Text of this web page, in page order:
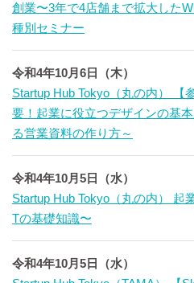
創業〜3年で4店舗まで拡大した
種別セミナー
令和4年10月6日（木）
Startup Hub Tokyo（丸の内） 【
要！起業に役立つデザインの基
る営業資料の作り方～
令和4年10月5日（水）
Startup Hub Tokyo（丸の内） 起
Tの基礎知識〜
令和4年10月5日（水）